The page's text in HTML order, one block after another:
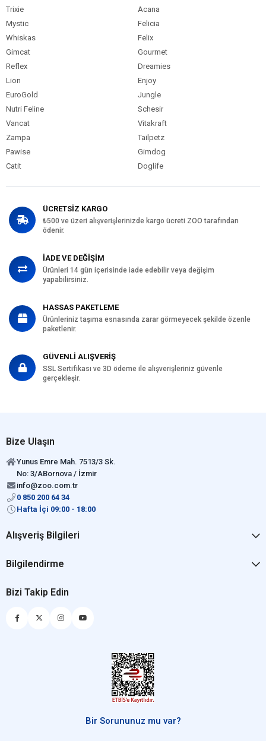
Trixie
Acana
Mystic
Felicia
Whiskas
Felix
Gimcat
Gourmet
Reflex
Dreamies
Lion
Enjoy
EuroGold
Jungle
Nutri Feline
Schesir
Vancat
Vitakraft
Zampa
Tailpetz
Pawise
Gimdog
Catit
Doglife
ÜCRETSİZ KARGO
₺500 ve üzeri alışverişlerinizde kargo ücreti ZOO tarafından
ödenir.
İADE VE DEĞİŞİM
Ürünleri 14 gün içerisinde iade edebilir veya değişim
yapabilirsiniz.
HASSAS PAKETLEME
Ürünleriniz taşıma esnasında zarar görmeyecek şekilde özenle
paketlenir.
GÜVENLİ ALIŞVERİŞ
SSL Sertifikası ve 3D ödeme ile alışverişleriniz güvenle
gerçekleşir.
Bize Ulaşın
Yunus Emre Mah. 7513/3 Sk.
No: 3/ABornova / İzmir
info@zoo.com.tr
0 850 200 64 34
Hafta İçi 09:00 - 18:00
Alışveriş Bilgileri
Bilgilendirme
Bizi Takip Edin
Bir Sorununuz mu var?